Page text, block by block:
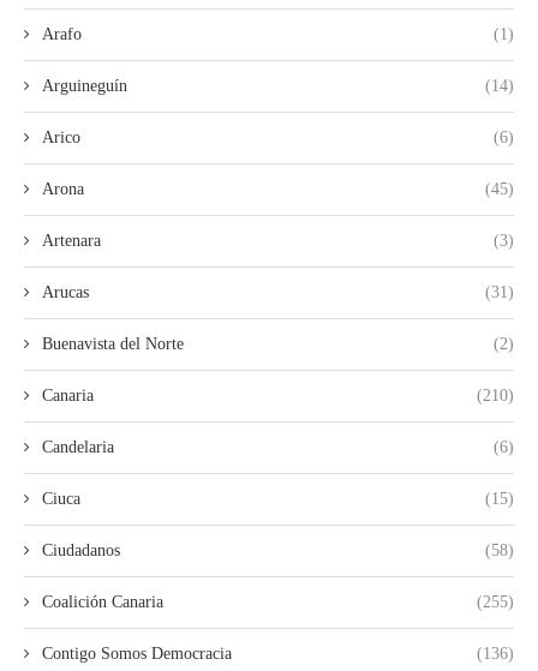
Arafo (1)
Arguineguín (14)
Arico (6)
Arona (45)
Artenara (3)
Arucas (31)
Buenavista del Norte (2)
Canaria (210)
Candelaria (6)
Ciuca (15)
Ciudadanos (58)
Coalición Canaria (255)
Contigo Somos Democracia (136)